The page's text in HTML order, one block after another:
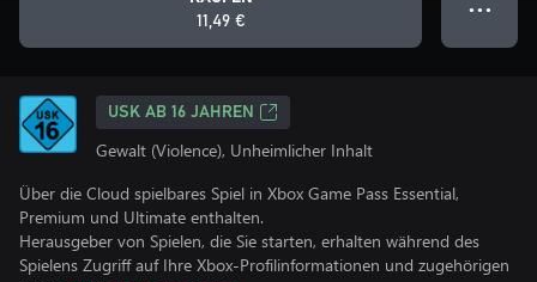
11,49 €
● ● ●
USK AB 16 JAHREN
Gewalt (Violence), Unheimlicher Inhalt
Über die Cloud spielbares Spiel in Xbox Game Pass Essential,
Premium und Ultimate enthalten.
Herausgeber von Spielen, die Sie starten, erhalten während des
Spielens Zugriff auf Ihre Xbox-Profilinformationen und zugehörigen